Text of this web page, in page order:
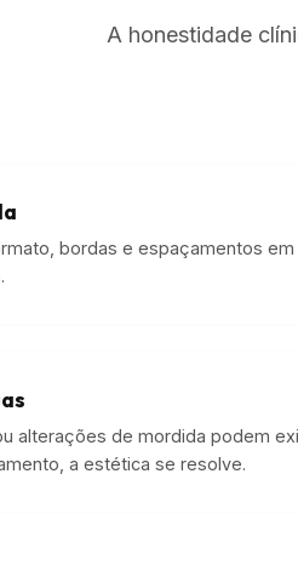
A honestidade
bordas e espaçamentos
alterações de mordida podem
a estética se resolve.